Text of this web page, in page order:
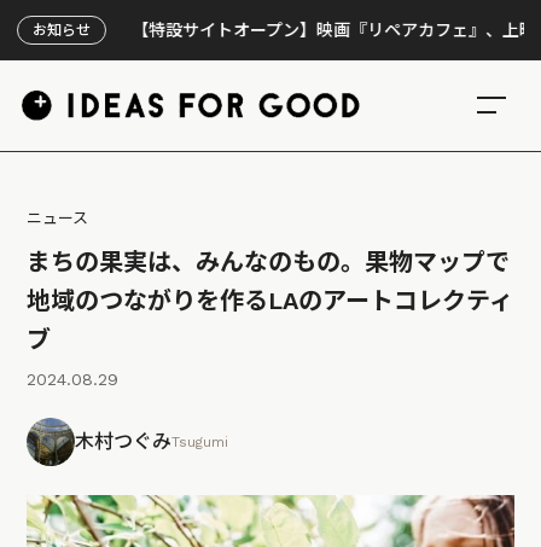
お知らせ【特設サイトオープン】映画『リペアカフェ』、上映300回の
ニュース
まちの果実は、みんなのもの。果物マップで
地域のつながりを作るLAのアートコレクティ
ブ
2024.08.29
木村つぐみTsugumi